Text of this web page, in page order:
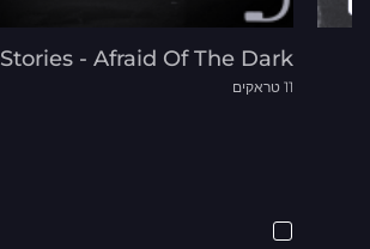
- Afraid Of The Dark
11 טראקים